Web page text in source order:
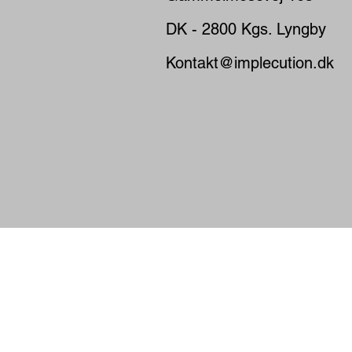
DK - 2800 Kgs. Lyngby
Kontakt@implecution.dk